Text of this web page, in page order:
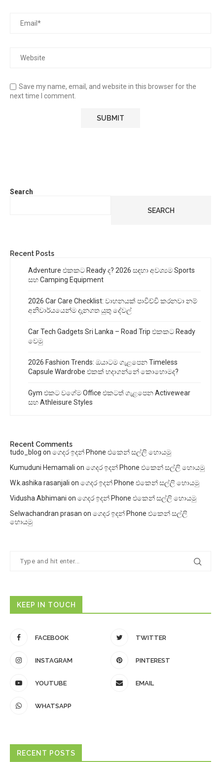
Save my name, email, and website in this browser for the
next time I comment.
Search
SEARCH
Recent Posts
Adventure එකකට Ready ද? 2026 සඳහා අවශ්‍යම Sports
සහ Camping Equipment
2026 Car Care Checklist: වාහනයක් පාවිච්චි කරනවා නම්
අනිවාර්යයෙන්ම දැනගත යුතු දේවල්
Car Tech Gadgets Sri Lanka – Road Trip එකකට Ready
වෙමු
2026 Fashion Trends: ඔයාටම ගැළපෙන Timeless
Capsule Wardrobe එකක් හදාගන්නේ කොහොමද?
Gym එකට වගේම Office එකටත් ගැළපෙන Activewear
සහ Athleisure Styles
Recent Comments
tudo_blog on ගෙදර ඉදන් Phone එකෙන් සල්ලි හොයමු
Kumuduni Hemamali on ගෙදර ඉදන් Phone එකෙන් සල්ලි හොයමු
W.k.ashika rasanjali on ගෙදර ඉදන් Phone එකෙන් සල්ලි හොයමු
Vidusha Abhimani on ගෙදර ඉදන් Phone එකෙන් සල්ලි හොයමු
Selwachandran prasan on ගෙදර ඉදන් Phone එකෙන් සල්ලි
හොයමු
KEEP IN TOUCH
FACEBOOK TWITTER
INSTAGRAM PINTEREST
YOUTUBE EMAIL
WHATSAPP
RECENT POSTS